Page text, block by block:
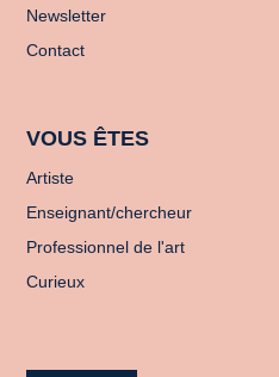
Newsletter
Contact
VOUS ÊTES
Artiste
Enseignant/chercheur
Professionnel de l'art
Curieux